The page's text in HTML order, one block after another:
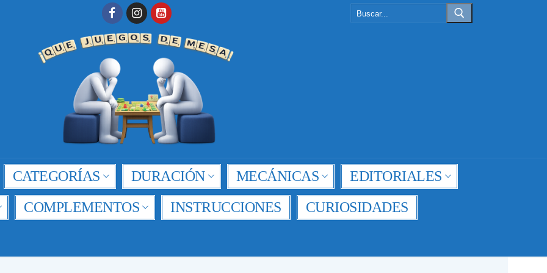
CATEGORÍAS DURACIÓN MECÁNICAS
EDITORIALES
COMPLEMENTOS INSTRUCCIONES
CURIOSIDADES